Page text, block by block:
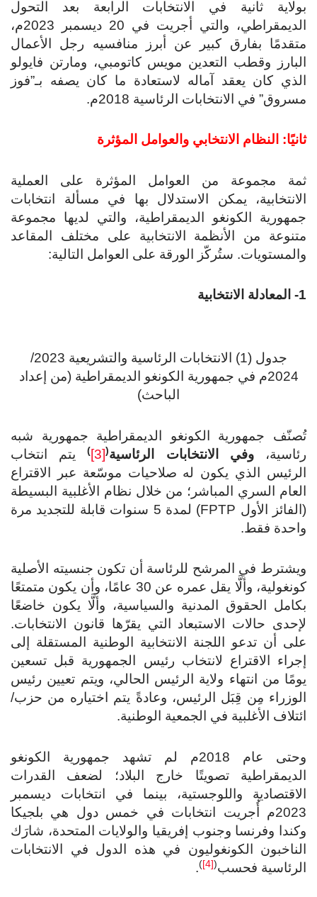
بولاية ثانية في الانتخابات الرابعة بعد التحول
الديمقراطي، والتي أجريت في 20 ديسمبر 2023م،
متقدمًا بفارق كبير عن أبرز منافسيه رجل الأعمال
البارز وقطب التعدين مويس كاتومبي، ومارتن فايولو
الذي كان يعقد آماله لاستعادة ما كان يصفه بـ”فوز
مسروق” في الانتخابات الرئاسية 2018م.
ثانيًا: النظام الانتخابي والعوامل المؤثرة
ثمة مجموعة من العوامل المؤثرة على العملية
الانتخابية، يمكن الاستدلال بها في مسألة انتخابات
جمهورية الكونغو الديمقراطية، والتي لديها مجموعة
متنوعة من الأنظمة الانتخابية على مختلف المقاعد
والمستويات. ستُركّز الورقة على العوامل التالية:
1- المعادلة الانتخابية
جدول (1) الانتخابات الرئاسية والتشريعية 2023/
2024م في جمهورية الكونغو الديمقراطية (من إعداد
الباحث)
تُصنّف جمهورية الكونغو الديمقراطية جمهورية شبه
رئاسية، وفي الانتخابات الرئاسية (
[3]
)يتم انتخاب
الرئيس الذي يكون له صلاحيات موسّعة عبر الاقتراع
العام السري المباشر؛ من خلال نظام الأغلبية البسيطة
(الفائز الأول FPTP) لمدة 5 سنوات قابلة للتجديد مرة
واحدة فقط.
ويشترط في المرشح للرئاسة أن تكون جنسيته الأصلية
كونغولية، وألَّا يقل عمره عن 30 عامًا، وأن يكون متمتعًا
بكامل الحقوق المدنية والسياسية، وألَّا يكون خاضعًا
لإحدى حالات الاستبعاد التي يقرّها قانون الانتخابات.
على أن تدعو اللجنة الانتخابية الوطنية المستقلة إلى
إجراء الاقتراع لانتخاب رئيس الجمهورية قبل تسعين
يومًا من انتهاء ولاية الرئيس الحالي، ويتم تعيين رئيس
الوزراء مِن قِبَل الرئيس، وعادةً يتم اختياره من حزب/
ائتلاف الأغلبية في الجمعية الوطنية.
وحتى عام 2018م لم تشهد جمهورية الكونغو
الديمقراطية تصويتًا خارج البلاد؛ لضعف القدرات
الاقتصادية واللوجستية، بينما في انتخابات ديسمبر
2023م أُجريت انتخابات في خمس دول هي بلجيكا
وكندا وفرنسا وجنوب إفريقيا والولايات المتحدة، شارَك
الناخبون الكونغوليون في هذه الدول في الانتخابات
الرئاسية فحسب(
[4]
)
.